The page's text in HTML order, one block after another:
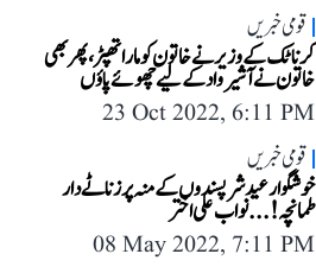
قومی خبریں
کرناٹک کے وزیر نے خاتون کو مارا تھپڑ، پھر بھی
خاتون نے آشیرواد کے لیے چھوئے پاؤں
23 Oct 2022, 6:11 PM
قومی خبریں
خوشگوار عید شرپسندوں کے منہ پر زناٹے دار
طمانچہ!... نواب علی اختر
08 May 2022, 7:11 PM